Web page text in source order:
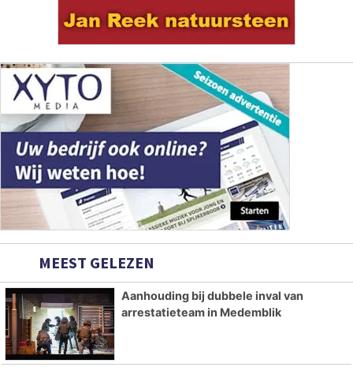
MEEST GELEZEN
Aanhouding bij dubbele inval van
arrestatieteam in Medemblik